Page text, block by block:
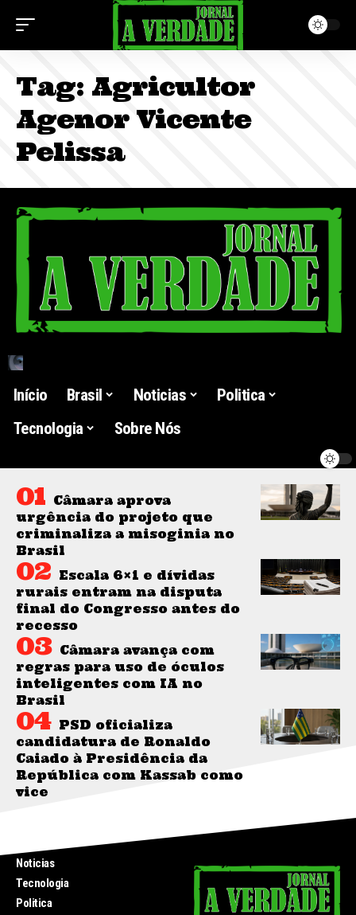
Tag: Agricultor
Agenor Vicente
Pelissa
Início Brasil Noticias
Politica
Tecnologia
Sobre Nós
Câmara aprova
urgência do projeto que
criminaliza a misoginia no
Brasil
Escala 6×1 e dívidas
rurais entram na disputa
final do Congresso antes do
recesso
Câmara avança com
regras para uso de óculos
inteligentes com IA no
Brasil
PSD oficializa
candidatura de Ronaldo
Caiado à Presidência da
República com Kassab como
vice
Noticias
Tecnologia
Politica